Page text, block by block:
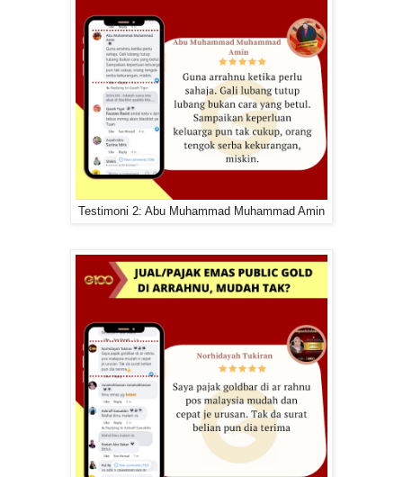
Testimoni 2: Abu Muhammad Muhammad Amin